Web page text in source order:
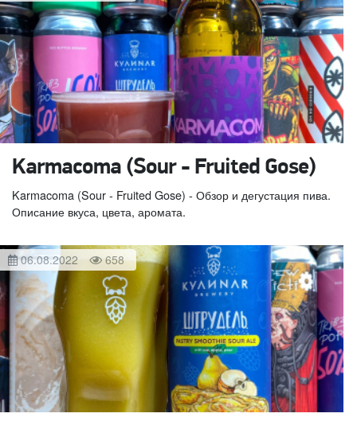
Karmacoma (Sour - Fruited Gose)
Karmacoma (Sour - Fruited Gose) - Обзор и дегустация пива.
Описание вкуса, цвета, аромата.
06.08.2022 658